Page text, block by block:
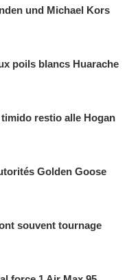
und Michael Kors
poils blancs Huarache
restio alle Hogan
Golden Goose
souvent tournage